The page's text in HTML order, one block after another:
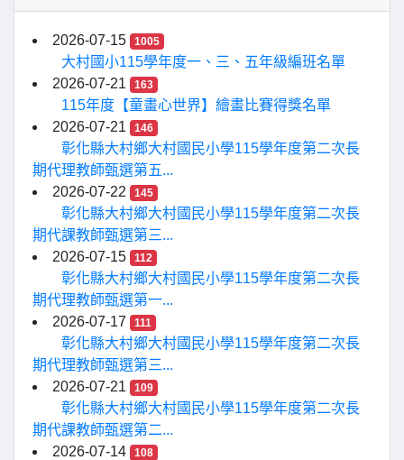
2026-07-15 1005
大村國小115學年度一、三、五年級編班名單
2026-07-21
163
115年度【童畫心世界】繪畫比賽得獎名單
2026-07-21
146
彰化縣大村鄉大村國民小學115學年度第二次長
期代理教師甄選第五...
2026-07-22
145
彰化縣大村鄉大村國民小學115學年度第二次長
期代課教師甄選第三...
2026-07-15
112
彰化縣大村鄉大村國民小學115學年度第二次長
期代理教師甄選第一...
2026-07-17
111
彰化縣大村鄉大村國民小學115學年度第二次長
期代理教師甄選第三...
2026-07-21
109
彰化縣大村鄉大村國民小學115學年度第二次長
期代課教師甄選第二...
2026-07-14
108